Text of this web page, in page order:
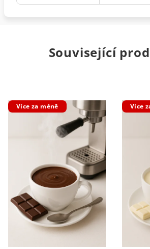
Související
Více za méně Více